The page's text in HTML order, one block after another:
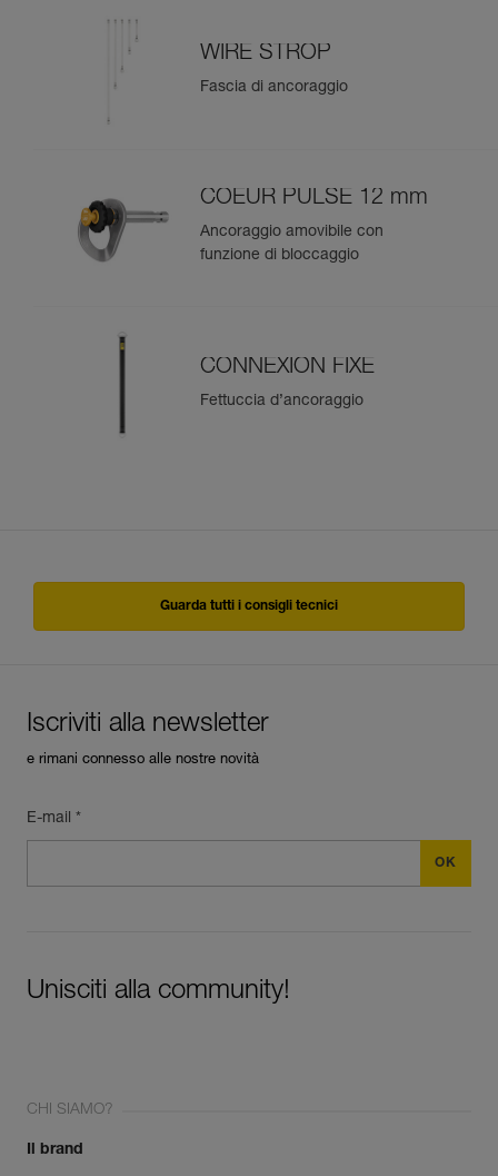
WIRE STROP
Fascia di ancoraggio
COEUR PULSE 12 mm
Ancoraggio amovibile con
funzione di bloccaggio
CONNEXION FIXE
Fettuccia d’ancoraggio
Guarda tutti i consigli tecnici
Iscriviti alla newsletter
e rimani connesso alle nostre novità
E-mail *
Unisciti alla community!
CHI SIAMO?
Il brand